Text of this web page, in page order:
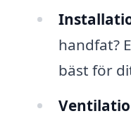
handfat?
bäst för